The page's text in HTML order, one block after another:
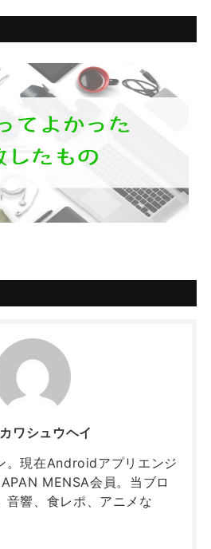
ワシュウヘイ
。現在Androidアプリエンジ
MENSA会員。当ブロ
音響、食レポ、アニメな